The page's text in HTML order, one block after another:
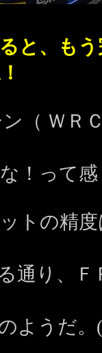
と、も
（ ＷＲ
！って
トの精
通り、Ｆ
ようだ。